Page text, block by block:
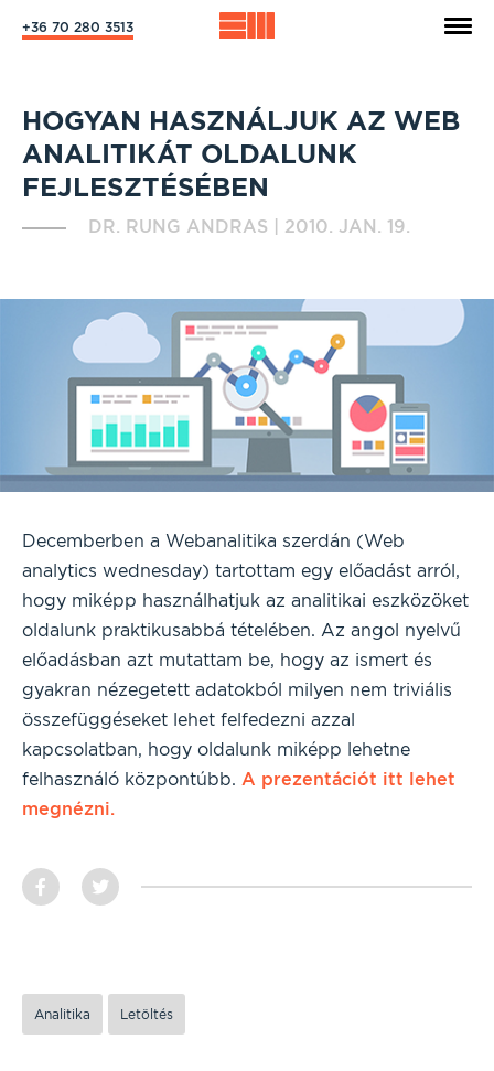
+36 70 280 3513
HOGYAN HASZNÁLJUK AZ WEB
ANALITIKÁT OLDALUNK
FEJLESZTÉSÉBEN
DR. RUNG ANDRAS 2010. JAN. 19.
Decemberben a Webanalitika szerdán (Web
analytics wednesday) tartottam egy előadást arról,
hogy miképp használhatjuk az analitikai eszközöket
oldalunk praktikusabbá tételében. Az angol nyelvű
előadásban azt mutattam be, hogy az ismert és
gyakran nézegetett adatokból milyen nem triviális
összefüggéseket lehet felfedezni azzal
kapcsolatban, hogy oldalunk miképp lehetne
felhasználó központúbb. A prezentációt itt lehet
megnézni.
Analitika Letöltés